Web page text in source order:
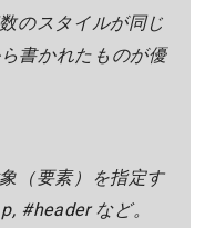
のスタイルが同じ
書かれたものが優
（要素）を指定す
#header など。